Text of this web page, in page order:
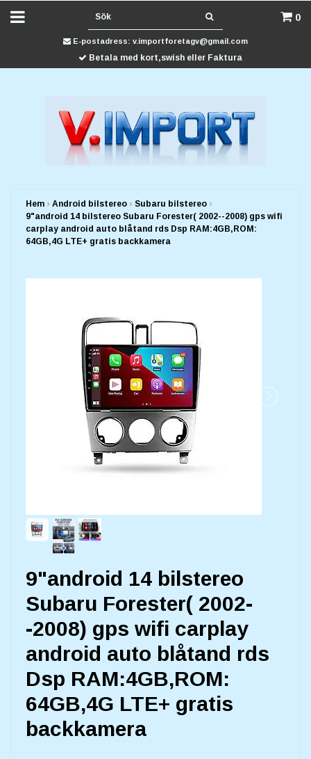
0
E-postadress: v.importforetagv@gmail.com
Betala med kort,swish eller Faktura
Hem › Android bilstereo › Subaru bilstereo ›
9"android 14 bilstereo Subaru Forester( 2002--2008) gps wifi
carplay android auto blåtand rds Dsp RAM:4GB,ROM:
64GB,4G LTE+ gratis backkamera
9"android 14 bilstereo
Subaru Forester( 2002-
-2008) gps wifi carplay
android auto blåtand rds
Dsp RAM:4GB,ROM:
64GB,4G LTE+ gratis
backkamera